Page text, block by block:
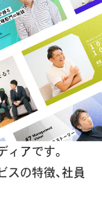
アです。
の特徴、社員